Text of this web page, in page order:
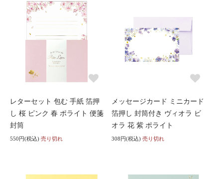
レターセット 包む 手紙 箔押
し 桜 ピンク 春 ポライト 便箋
封筒
550円(税込) 売り切れ
メッセージカード ミニカード
箔押し 封筒付き ヴィオラ ビ
オラ 花 紫 ポライト
308円(税込) 売り切れ